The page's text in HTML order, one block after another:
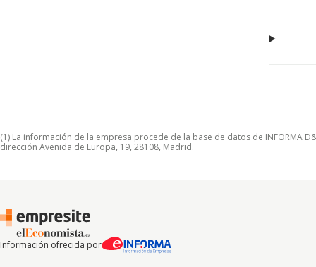
(1) La información de la empresa procede de la base de datos de INFORMA
dirección Avenida de Europa, 19, 28108, Madrid.
Información ofrecida por